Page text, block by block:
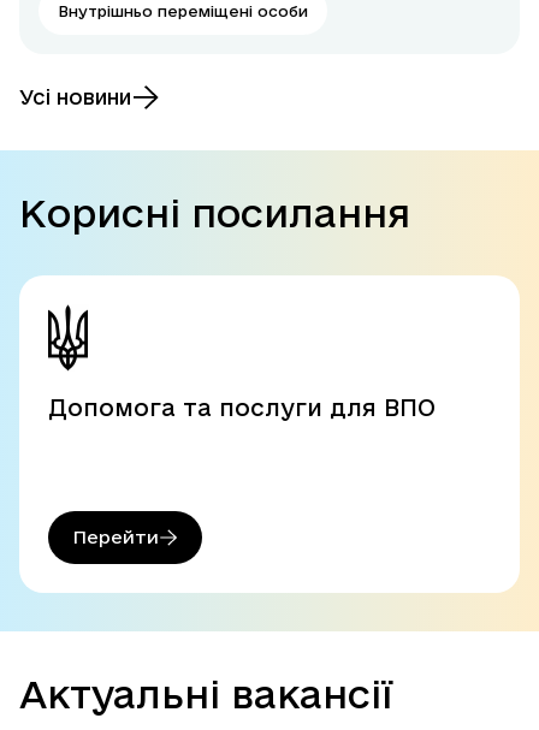
Усі новини
Внутрішньо переміщені особи
Корисні посилання
Допомога та послуги для ВПО
Перейти
Актуальні вакансії